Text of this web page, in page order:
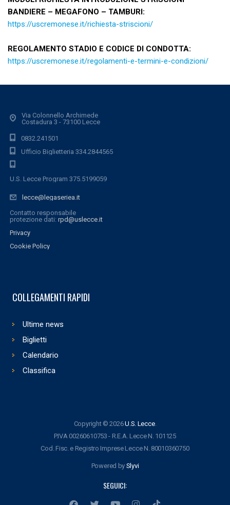
BANDIERE – MEGAFONO – TAMBURI:
https://uscremonese.it/richiesta-striscioni/
REGOLAMENTO STADIO E CODICE DI CONDOTTA:
https://uscremonese.it/regolamenti-e-termini-e-condizioni/
Via Colonnello Archimede
Costadura 3 - 73100 Lecce
0832.241501
Ufficio Biglietteria 334.2844565
U.S. Lecce Program 375.5199059
lecce@legaseriea.it
Contatto responsabile
protezione dati: rpd@uslecce.it
Privacy
Cookie Policy
COLLEGAMENTI RAPIDI
Ultime news
Biglietti
Calendario
Classifica
Copyright © 2026U.S. Lecce.
P.IVA 00260610753 - R.E.A. Lecce N. 101125
Cod. Fisc. e Registro Imprese Lecce N. 80010360750
Powered by Slyvi
SEGUICI: